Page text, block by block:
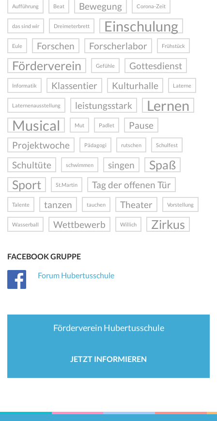
Aufführung Beat Bewegung Corona-Zeit
das sind wir Dreimeterbrett Einschulung
Eule Forschen Forscherlabor Frühstück
Förderverein Gefühle Gottesdienst
Informatik Klassentier Kulturhalle Laterne
Laternenausstellung leistungsstark
Lernen
Musical
Mut Padlet
Pause
Projektwoche
Pädagogi rutschen Schulfest
Schultüte schwimmen singen
Spaß
Sport
St.Martin Tag der offenen Tür
Talente tanzen tauchen Theater Vorstellung
Wasserball Wettbewerb Willich Zirkus
FACEBOOK GRUPPE
Forum Hubertusschule
Förderverein Hubertusschule
JETZT INFORMIEREN